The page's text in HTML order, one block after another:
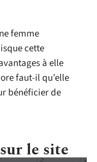
femme
cette
à elle
faut-il qu’elle
bénéficier de
le site